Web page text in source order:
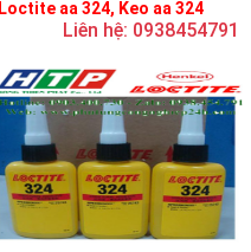
Loctite aa 324, Keo aa 324
Liên hệ: 0938454791